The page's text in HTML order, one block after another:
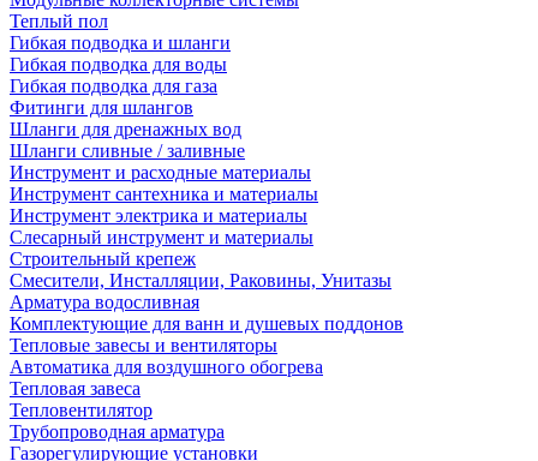
Теплый пол
Гибкая подводка и шланги
Гибкая подводка для воды
Гибкая подводка для газа
Фитинги для шлангов
Шланги для дренажных вод
Шланги сливные / заливные
Инструмент и расходные материалы
Инструмент сантехника и материалы
Инструмент электрика и материалы
Слесарный инструмент и материалы
Строительный крепеж
Смесители, Инсталляции, Раковины, Унитазы
Арматура водосливная
Комплектующие для ванн и душевых поддонов
Тепловые завесы и вентиляторы
Автоматика для воздушного обогрева
Тепловая завеса
Тепловентилятор
Трубопроводная арматура
Газорегулирующие установки